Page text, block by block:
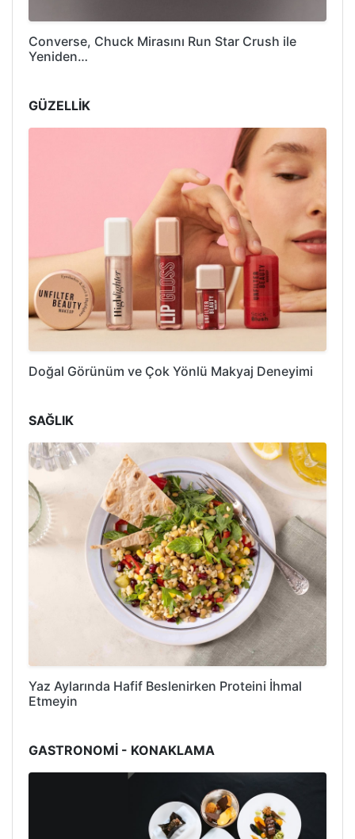
Converse, Chuck Mirasını Run Star Crush ile
Yeniden…
GÜZELLİK
Doğal Görünüm ve Çok Yönlü Makyaj Deneyimi
SAĞLIK
Yaz Aylarında Hafif Beslenirken Proteini İhmal
Etmeyin
GASTRONOMİ - KONAKLAMA